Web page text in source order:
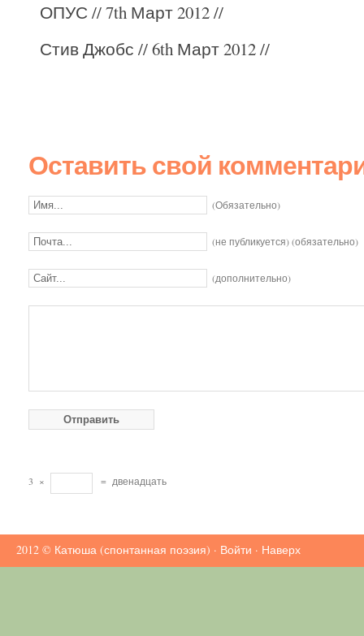
ОПУС // 7th Март 2012 //
Стив Джобс // 6th Март 2012 //
Оставить свой
(Обязательно)
(не публикуется) (обязательно)
(дополнительно)
3 × = двенадцать
2012 © Катюша (спонтанная поэзия) · Войти · Наверх